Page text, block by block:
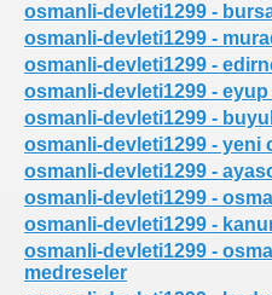
osmanli-devleti1299 -
osmanli-devleti1299 -
osmanli-devleti1299 -
osmanli-devleti1299 -
osmanli-devleti1299 -
osmanli-devleti1299 - yeni
osmanli-devleti1299 -
osmanli-devleti1299 -
osmanli-devleti1299 -
osmanli-devleti1299 -
medreseler